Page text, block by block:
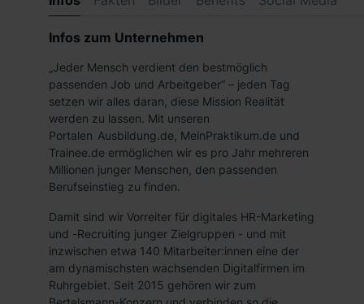
Infos zum Unternehmen
„Jeder Mensch verdient den bestmöglich
passenden Job und Arbeitgeber“ – jeden Tag
setzen wir alles daran, diese Mission Realität
werden zu lassen. Mit unseren
Portalen Ausbildung.de, MeinPraktikum.de und
Trainee.de ermöglichen wir es pro Jahr mehreren
Millionen junger Menschen, den passenden
Berufseinstieg zu finden.
Damit sind wir Vorreiter für digitales HR-Marketing
und -Recruiting junger Zielgruppen - und mit
inzwischen etwa 140 Mitarbeiter:innen eine der
am dynamischsten wachsenden Digitalfirmen im
Ruhrgebiet. Seit 2015 gehören wir zum